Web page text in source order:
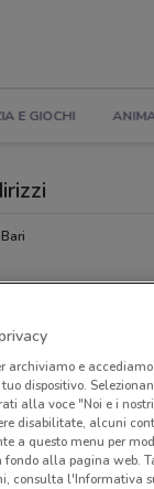
E GIOCHI
archiviamo e
dispositivo.
alla voce "Noi e i
disabilitate, alcuni
a questo menu per
alla pagina web.
consulta l'Informativa